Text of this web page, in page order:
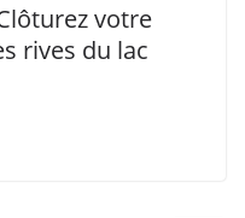
votre
rives du lac